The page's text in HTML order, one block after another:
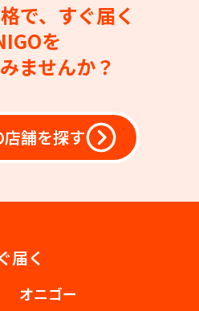
で、すぐ届く
を
ませんか？
舗を探す
届く
オニゴー